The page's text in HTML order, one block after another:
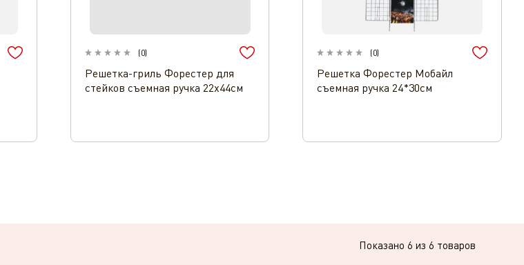
(0)
Решетка-гриль Форестер для
стейков съемная ручка 22х44см
(0)
Решетка Форестер Мобайл
съемная ручка 24*30см
Показано 6 из 6 товаров